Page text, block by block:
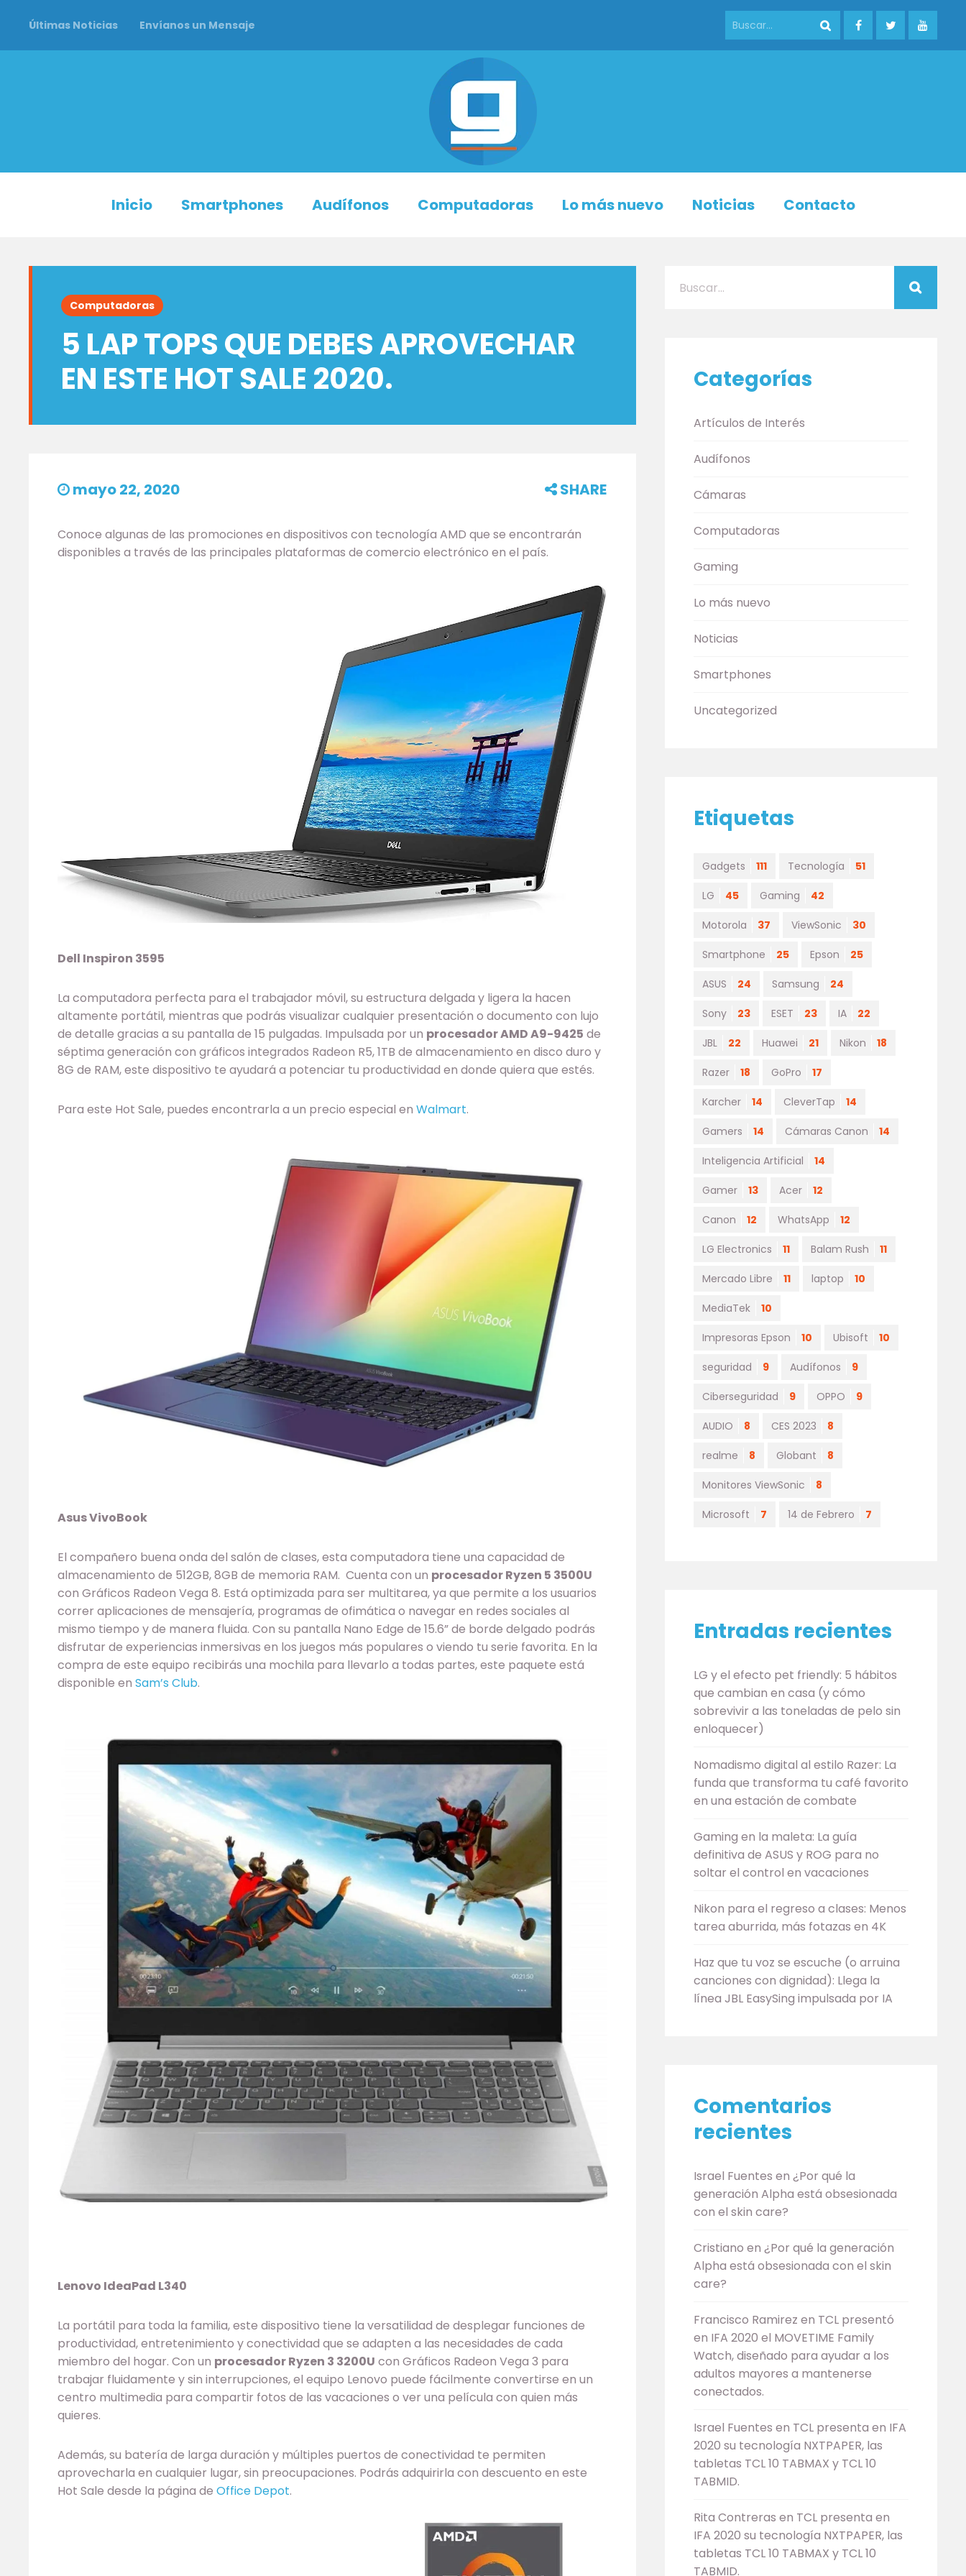
Últimas Noticias Envíanos un Mensaje
Inicio Smartphones Audífonos Computadoras Lo más nuevo Noticias Contacto
Computadoras
5 LAP TOPS QUE DEBES APROVECHAR
EN ESTE HOT SALE 2020.
mayo 22, 2020 SHARE
Conoce algunas de las promociones en dispositivos con tecnología AMD que se encontrarán
disponibles a través de las principales plataformas de comercio electrónico en el país.
Dell Inspiron 3595
La computadora perfecta para el trabajador móvil, su estructura delgada y ligera la hacen
altamente portátil, mientras que podrás visualizar cualquier presentación o documento con lujo
de detalle gracias a su pantalla de 15 pulgadas. Impulsada por un procesador AMD A9-9425 de
séptima generación con gráficos integrados Radeon R5, 1TB de almacenamiento en disco duro y
8G de RAM, este dispositivo te ayudará a potenciar tu productividad en donde quiera que estés.
Para este Hot Sale, puedes encontrarla a un precio especial en Walmart.
Asus VivoBook
El compañero buena onda del salón de clases, esta computadora tiene una capacidad de
almacenamiento de 512GB, 8GB de memoria RAM. Cuenta con un procesador Ryzen 5 3500U
con Gráficos Radeon Vega 8. Está optimizada para ser multitarea, ya que permite a los usuarios
correr aplicaciones de mensajería, programas de ofimática o navegar en redes sociales al
mismo tiempo y de manera fluida. Con su pantalla Nano Edge de 15.6” de borde delgado podrás
disfrutar de experiencias inmersivas en los juegos más populares o viendo tu serie favorita. En la
compra de este equipo recibirás una mochila para llevarlo a todas partes, este paquete está
disponible en Sam’s Club.
Lenovo IdeaPad L340
La portátil para toda la familia, este dispositivo tiene la versatilidad de desplegar funciones de
productividad, entretenimiento y conectividad que se adapten a las necesidades de cada
miembro del hogar. Con un procesador Ryzen 3 3200U con Gráficos Radeon Vega 3 para
trabajar fluidamente y sin interrupciones, el equipo Lenovo puede fácilmente convertirse en un
centro multimedia para compartir fotos de las vacaciones o ver una película con quien más
quieres.
Además, su batería de larga duración y múltiples puertos de conectividad te permiten
aprovecharla en cualquier lugar, sin preocupaciones. Podrás adquirirla con descuento en este
Hot Sale desde la página de Office Depot.
Categorías
Artículos de Interés
Audífonos
Cámaras
Computadoras
Gaming
Lo más nuevo
Noticias
Smartphones
Uncategorized
Etiquetas
Gadgets 111 Tecnología 51
LG 45 Gaming 42
Motorola 37 ViewSonic 30
Smartphone 25 Epson 25
ASUS 24 Samsung 24
Sony 23 ESET 23 IA 22
JBL 22 Huawei 21 Nikon 18
Razer 18 GoPro 17
Karcher 14 CleverTap 14
Gamers 14 Cámaras Canon 14
Inteligencia Artificial 14
Gamer 13 Acer 12
Canon 12 WhatsApp 12
LG Electronics 11 Balam Rush 11
Mercado Libre 11 laptop 10
MediaTek 10
Impresoras Epson 10 Ubisoft 10
seguridad 9 Audífonos 9
Ciberseguridad 9 OPPO 9
AUDIO 8 CES 2023 8
realme 8 Globant 8
Monitores ViewSonic 8
Microsoft 7 14 de Febrero 7
Entradas recientes
LG y el efecto pet friendly: 5 hábitos
que cambian en casa (y cómo
sobrevivir a las toneladas de pelo sin
enloquecer)
Nomadismo digital al estilo Razer: La
funda que transforma tu café favorito
en una estación de combate
Gaming en la maleta: La guía
definitiva de ASUS y ROG para no
soltar el control en vacaciones
Nikon para el regreso a clases: Menos
tarea aburrida, más fotazas en 4K
Haz que tu voz se escuche (o arruina
canciones con dignidad): Llega la
línea JBL EasySing impulsada por IA
Comentarios
recientes
Israel Fuentes en ¿Por qué la
generación Alpha está obsesionada
con el skin care?
Cristiano en ¿Por qué la generación
Alpha está obsesionada con el skin
care?
Francisco Ramirez en TCL presentó
en IFA 2020 el MOVETIME Family
Watch, diseñado para ayudar a los
adultos mayores a mantenerse
conectados.
Israel Fuentes en TCL presenta en IFA
2020 su tecnología NXTPAPER, las
tabletas TCL 10 TABMAX y TCL 10
TABMID.
Rita Contreras en TCL presenta en
IFA 2020 su tecnología NXTPAPER, las
tabletas TCL 10 TABMAX y TCL 10
TABMID.